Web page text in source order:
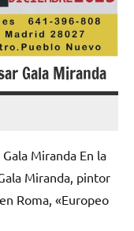
Gala Miranda
Miranda En la
Miranda, pintor
Roma, «Europeo